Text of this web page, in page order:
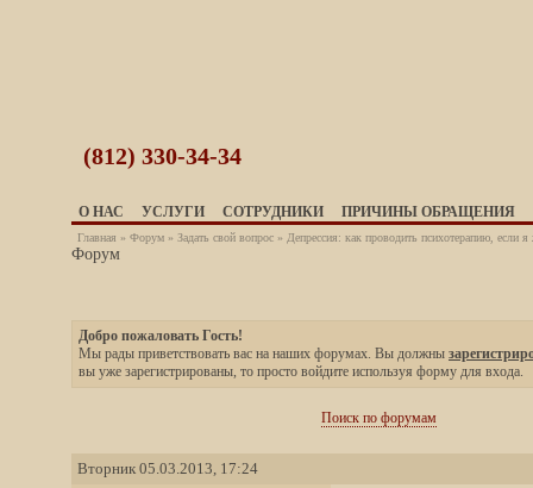
(812) 330-34-34
О НАС УСЛУГИ СОТРУДНИКИ ПРИЧИНЫ ОБРАЩЕНИЯ
Главная » Форум » Задать свой вопрос » Депрессия: как проводить психотерапию, если я
Форум
Добро пожаловать Гость!
Мы рады приветствовать вас на наших форумах. Вы должны
вы уже зарегистрированы, то просто войдите используя форму для входа.
Поиск по форумам
Вторник 05.03.2013, 17:24